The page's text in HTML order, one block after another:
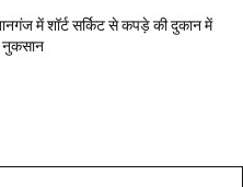
में शॉर्ट सर्किट से कपड़े की दुकान में
नुकसान